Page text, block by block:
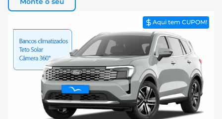
Aqui tem CUPOM!